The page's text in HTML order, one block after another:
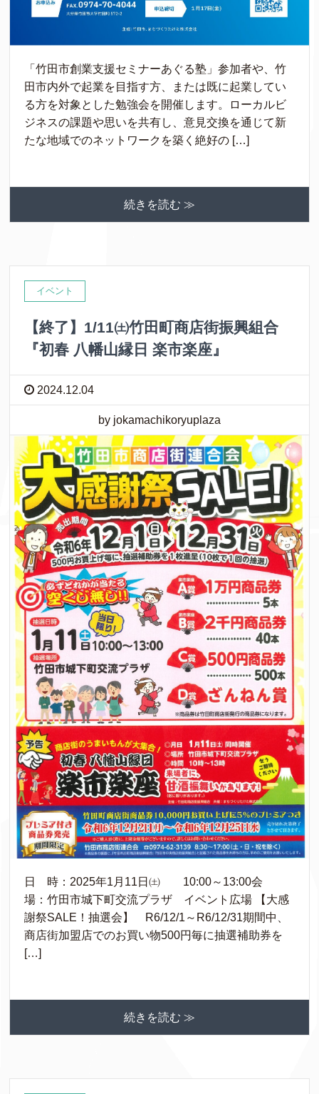
「竹田市創業支援セミナーあぐる塾」参加者や、竹
田市内外で起業を目指す方、または既に起業してい
る方を対象とした勉強会を開催します。ローカルビ
ジネスの課題や思いを共有し、意見交換を通じて新
たな地域でのネットワークを築く絶好の […]
続きを読む ≫
イベント
【終了】1/11㈯竹田町商店街振興組合
『初春 八幡山縁日 楽市楽座』
2024.12.04
by jokamachikoryuplaza
日 時：2025年1月11日㈯ 10:00～13:00会
場：竹田市城下町交流プラザ イベント広場 【大感
謝祭SALE！抽選会】 R6/12/1～R6/12/31期間中、
商店街加盟店でのお買い物500円毎に抽選補助券を
[…]
続きを読む ≫